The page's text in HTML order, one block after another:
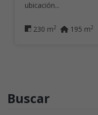
ubicación...
230 m2 195 m2
Buscar